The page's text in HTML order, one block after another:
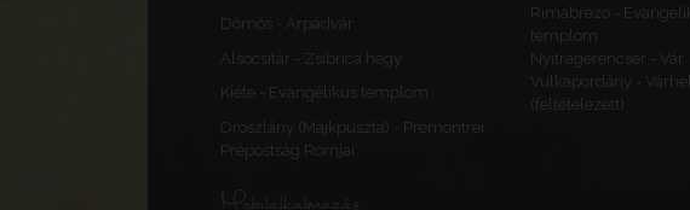
Dömös - Árpádvár
Rimabrézó -
templom
Alsócsitár - Zsibrica hegy
Nyitragerencsér - Vár
Kiéte - Evangélikus templom
Vulkapordány -
(feltételezett)
Oroszlány (Majkpuszta) - Premontrei
Prépostság Romjai
Mobilalkalmazás